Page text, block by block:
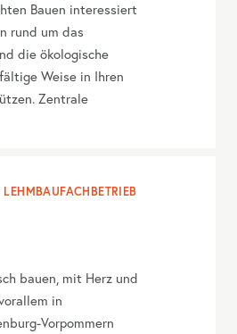
Bauen interessiert
rund um das
die ökologische
Weise in Ihren
Zentrale
LEHMBAUFACHBETRIEB
bauen, mit Herz und
in
Vorpommern